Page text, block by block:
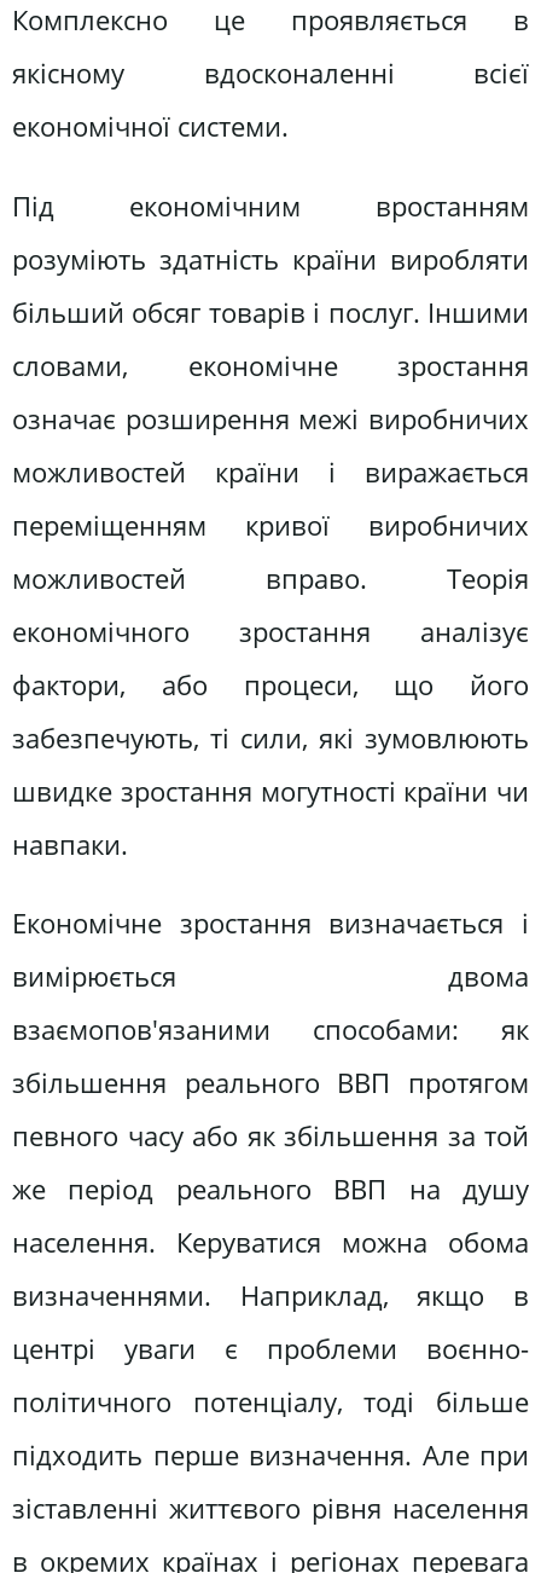
Комплексно це проявляється в
якісному вдосконаленні всієї
економічної системи.
Під економічним вростанням
розуміють здатність країни виробляти
більший обсяг товарів і послуг. Іншими
словами, економічне зростання
означає розширення межі виробничих
можливостей країни і виражається
переміщенням кривої виробничих
можливостей вправо. Теорія
економічного зростання аналізує
фактори, або процеси, що його
забезпечують, ті сили, які зумовлюють
швидке зростання могутності країни чи
навпаки.
Економічне зростання визначається і
вимірюється двома
взаємопов'язаними способами: як
збільшення реального ВВП протягом
певного часу або як збільшення за той
же період реального ВВП на душу
населення. Керуватися можна обома
визначеннями. Наприклад, якщо в
центрі уваги є проблеми воєнно-
політичного потенціалу, тоді більше
підходить перше визначення. Але при
зіставленні життєвого рівня населення
в окремих країнах і регіонах перевага